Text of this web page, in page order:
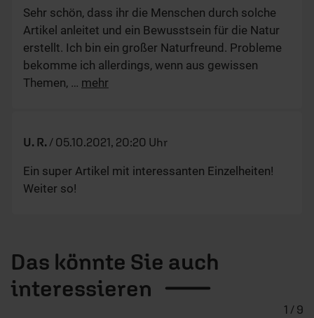
Sehr schön, dass ihr die Menschen durch solche
Artikel anleitet und ein Bewusstsein für die Natur
erstellt. Ich bin ein großer Naturfreund. Probleme
bekomme ich allerdings, wenn aus gewissen
Themen, … mehr
U. R. / 05.10.2021, 20:20 Uhr
Ein super Artikel mit interessanten Einzelheiten!
Weiter so!
Das könnte Sie auch
interessieren
1 / 9